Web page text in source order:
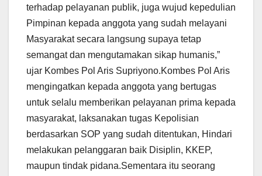
terhadap pelayanan publik, juga wujud kepedulian
Pimpinan kepada anggota yang sudah melayani
Masyarakat secara langsung supaya tetap
semangat dan mengutamakan sikap humanis,”
ujar Kombes Pol Aris Supriyono.Kombes Pol Aris
mengingatkan kepada anggota yang bertugas
untuk selalu memberikan pelayanan prima kepada
masyarakat, laksanakan tugas Kepolisian
berdasarkan SOP yang sudah ditentukan, Hindari
melakukan pelanggaran baik Disiplin, KKEP,
maupun tindak pidana.Sementara itu seorang